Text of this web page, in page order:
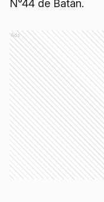
N°44 de Batán.
Ads